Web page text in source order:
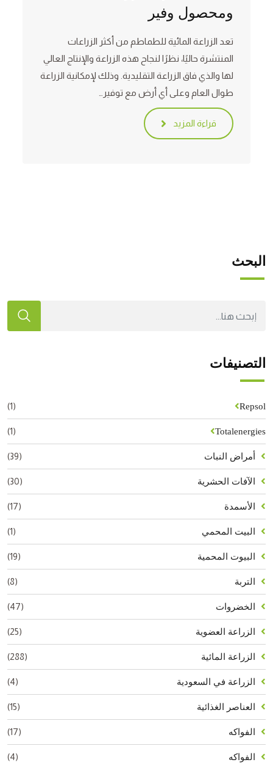
ومحصول وفير
تعد الزراعة المائية للطماطم من أكثر الزراعات
المنتشرة حاليًا، نظرًا لنجاح هذه الزراعة والإنتاج العالي
لها والذي فاق الزراعة التقليدية. وذلك لإمكانية الزراعة
طوال العام وعلى أي أرض مع توفير…
قراءة المزيد
البحث
التصنيفات
Repsol
(1)
Totalenergies
(1)
أمراض النبات (39)
الآفات الحشرية (30)
الأسمدة (17)
البيت المحمي (1)
البيوت المحمية (19)
التربة (8)
الخضروات (47)
الزراعة العضوية (25)
الزراعة المائية (288)
الزراعة في السعودية (4)
العناصر الغذائية (15)
الفواكه (17)
الفواكه (4)